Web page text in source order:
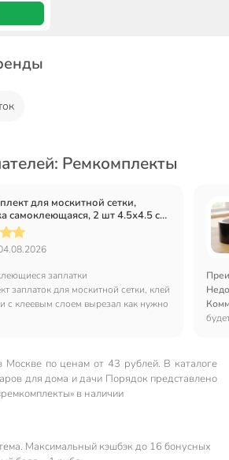
Ремкомплекты
для москитной сетки,
самоклеющаяся, 2 шт 4.5х4.5 см,
см, YTWS010A
заплатки
заплаток для москитной сетки, клей
с клеевым слоем вырезал как нужно
Москве по ценам от 43 рублей. В каталоге
для дома и дачи Порядок представлено
в наличии
Максимальный кэшбэк до 16 бонусных